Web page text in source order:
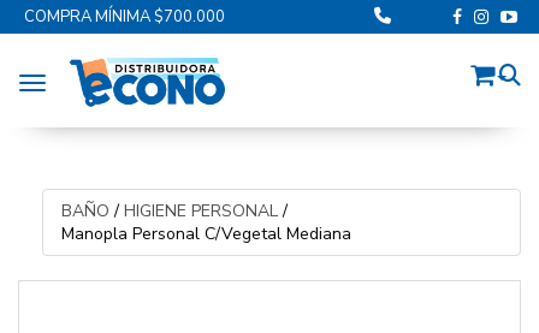
COMPRA MÍNIMA $700.000
Toggle navigation
BAÑO / HIGIENE PERSONAL /
Manopla Personal C/Vegetal Mediana